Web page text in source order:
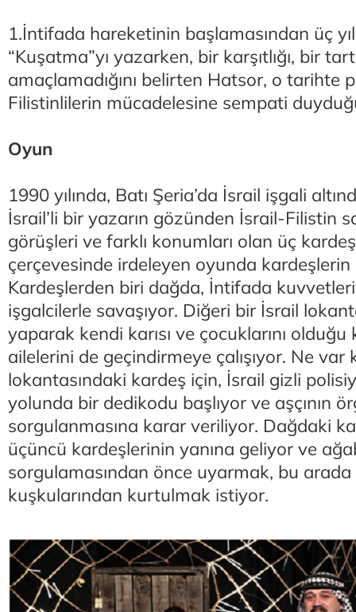
1.İntifada hareketinin başlamasından üç
“Kuşatma”yı yazarken, bir karşıtlığı, bir
amaçlamadığını belirten Hatsor, o tarihte
Filistinlilerin mücadelesine sempati
Oyun
1990 yılında, Batı Şeria’da İsrail işgali
İsrail’li bir yazarın gözünden İsrail-Filistin
görüşleri ve farklı konumları olan üç
çerçevesinde irdeleyen oyunda
Kardeşlerden biri dağda, İntifada
işgalcilerle savaşıyor. Diğeri bir İsrail
yaparak kendi karısı ve çocuklarını
ailelerini de geçindirmeye çalışıyor. Ne var
lokantasındaki kardeş için, İsrail gizli
yolunda bir dedikodu başlıyor ve aşçının
sorgulanmasına karar veriliyor. Dağdaki
üçüncü kardeşlerinin yanına geliyor ve
sorgulamasından önce uyarmak, bu
kuşkularından kurtulmak istiyor.